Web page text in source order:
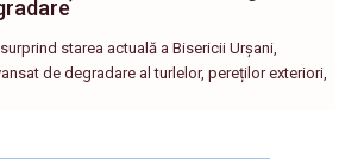
starea actuală a Bisericii Urșani,
de degradare al turlelor, pereților exteriori,